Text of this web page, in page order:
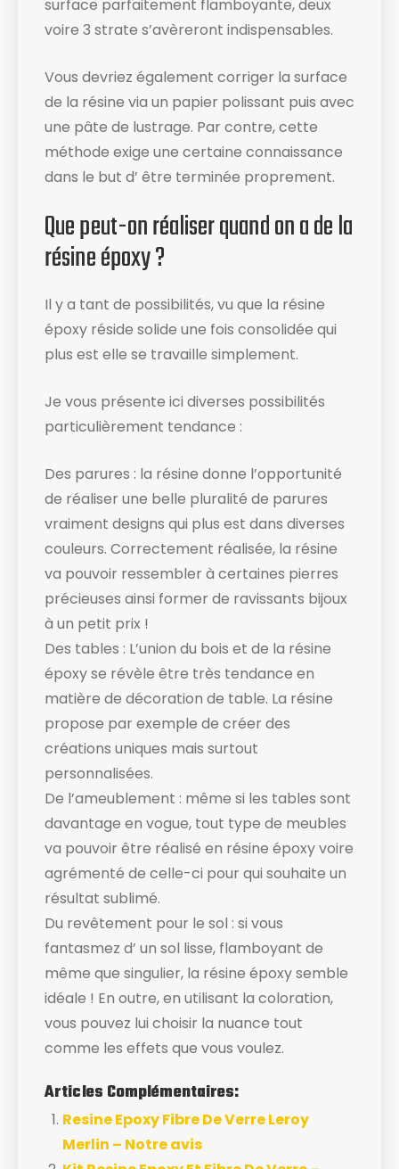
surface parfaitement flamboyante, deux
voire 3 strate s’avèreront indispensables.
Vous devriez également corriger la surface
de la résine via un papier polissant puis avec
une pâte de lustrage. Par contre, cette
méthode exige une certaine connaissance
dans le but d’ être terminée proprement.
Que peut-on réaliser quand on a de la
résine époxy ?
Il y a tant de possibilités, vu que la résine
époxy réside solide une fois consolidée qui
plus est elle se travaille simplement.
Je vous présente ici diverses possibilités
particulièrement tendance :
Des parures : la résine donne l’opportunité
de réaliser une belle pluralité de parures
vraiment designs qui plus est dans diverses
couleurs. Correctement réalisée, la résine
va pouvoir ressembler à certaines pierres
précieuses ainsi former de ravissants bijoux
à un petit prix !
Des tables : L’union du bois et de la résine
époxy se révèle être très tendance en
matière de décoration de table. La résine
propose par exemple de créer des
créations uniques mais surtout
personnalisées.
De l’ameublement : même si les tables sont
davantage en vogue, tout type de meubles
va pouvoir être réalisé en résine époxy voire
agrémenté de celle-ci pour qui souhaite un
résultat sublimé.
Du revêtement pour le sol : si vous
fantasmez d’ un sol lisse, flamboyant de
même que singulier, la résine époxy semble
idéale ! En outre, en utilisant la coloration,
vous pouvez lui choisir la nuance tout
comme les effets que vous voulez.
Articles Complémentaires:
Resine Epoxy Fibre De Verre Leroy
Merlin – Notre avis